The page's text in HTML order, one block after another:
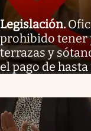
Legislación.
prohibido tener
terrazas y
el pago de